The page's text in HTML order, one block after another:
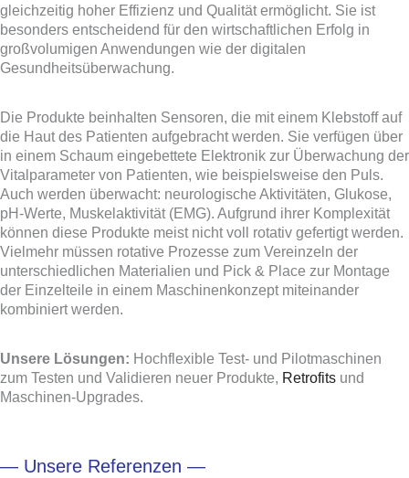
gleichzeitig hoher Effizienz und Qualität ermöglicht. Sie ist
besonders entscheidend für den wirtschaftlichen Erfolg in
großvolumigen Anwendungen wie der digitalen
Gesundheitsüberwachung.
Die Produkte beinhalten Sensoren, die mit einem Klebstoff auf
die Haut des Patienten aufgebracht werden. Sie verfügen über
in einem Schaum eingebettete Elektronik zur Überwachung der
Vitalparameter von Patienten, wie beispielsweise den Puls.
Auch werden überwacht: neurologische Aktivitäten, Glukose,
pH-Werte, Muskelaktivität (EMG). Aufgrund ihrer Komplexität
können diese Produkte meist nicht voll rotativ gefertigt werden.
Vielmehr müssen rotative Prozesse zum Vereinzeln der
unterschiedlichen Materialien und Pick & Place zur Montage
der Einzelteile in einem Maschinenkonzept miteinander
kombiniert werden.
Unsere Lösungen: Hochflexible Test- und Pilotmaschinen
zum Testen und Validieren neuer Produkte, Retrofits und
Maschinen-Upgrades.
— Unsere Referenzen —